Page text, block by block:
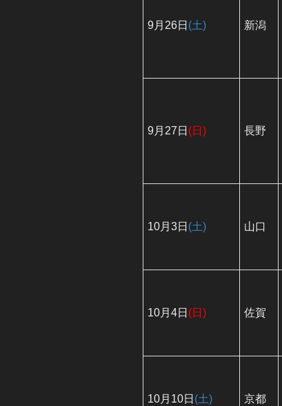
9月26日 (土) 新潟
9月27日 (日) 長野
10月3日 (土) 山口
10月4日 (日) 佐賀
10月10日 (土) 京都